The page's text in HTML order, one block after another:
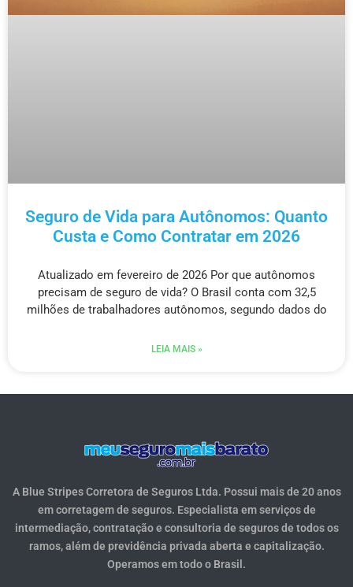
Seguro de Vida para Autônomos: Quanto
Custa e Como Contratar em 2026
Atualizado em fevereiro de 2026 Por que autônomos
precisam de seguro de vida? O Brasil conta com 32,5
milhões de trabalhadores autônomos, segundo dados do
LEIA MAIS »
A Blue Stripes Corretora de Seguros Ltda. Possui mais de 20 anos
em corretagem de seguros. Especialista em serviços de
intermediação, contratação e consultoria de seguros de todos os
ramos, além de previdência privada aberta e capitalização.
Operamos em todo o Brasil.